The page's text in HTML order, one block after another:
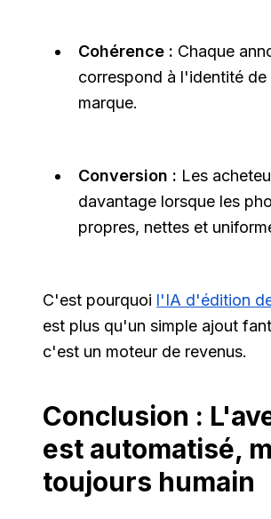
Cohérence : Chaque
correspond à l'identité de
marque.
Conversion : Les
davantage lorsque les
propres, nettes et
C'est pourquoi l'IA d'édition
est plus qu'un simple ajout
c'est un moteur de revenus.
Conclusion :
est automatisé,
toujours humain